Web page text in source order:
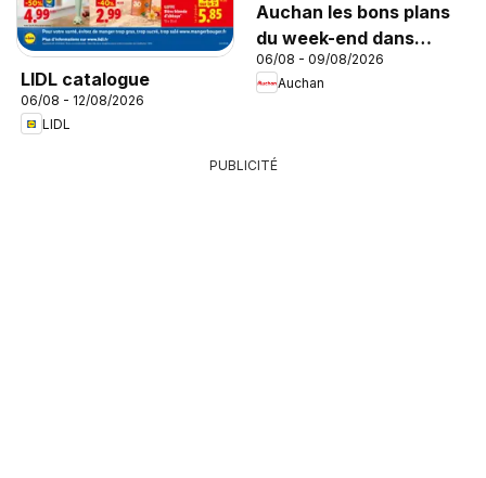
LIDL catalogue
06/08 - 12/08/2026
LIDL
Auchan les bons plans
du week-end dans
votre hyper
06/08 - 09/08/2026
Auchan
PUBLICITÉ